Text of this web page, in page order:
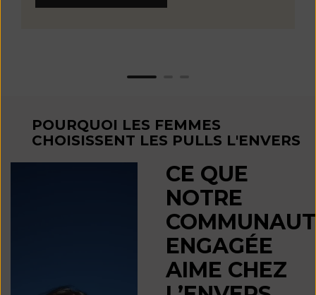
POURQUOI LES FEMMES
CHOISISSENT LES PULLS L'ENVERS
CE QUE
NOTRE
ENGAGÉE
AIME CHEZ